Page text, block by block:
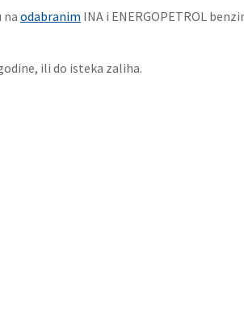
na odabranim INA i ENERGOPETROL
ili do isteka zaliha.